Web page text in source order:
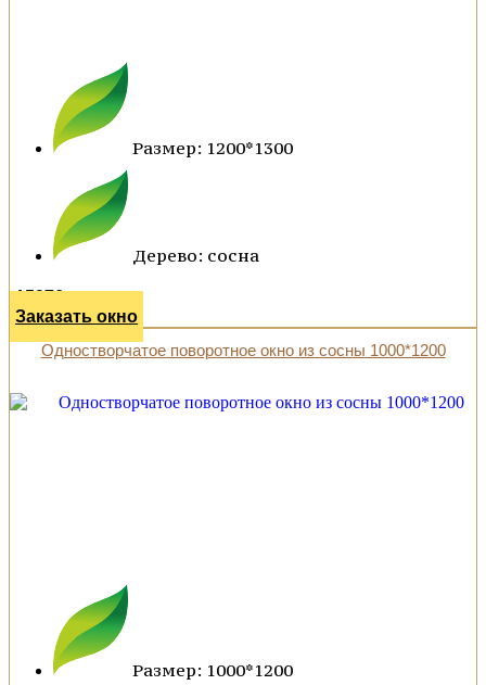
Размер: 1200*1300
Дерево: сосна
15976 р.
Заказать окно
Одностворчатое поворотное окно из сосны 1000*1200
Размер: 1000*1200